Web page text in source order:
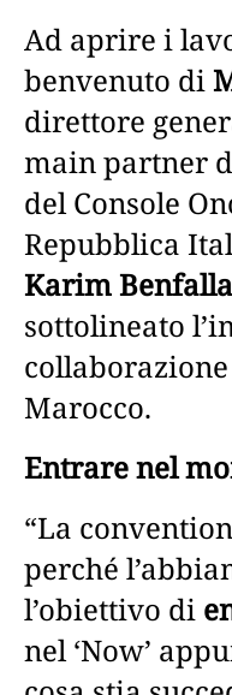
Ad aprire i
benvenuto di
direttore
main partner
del Console
Repubblica
Karim
sottolineato
Marocco.
Entrare nel
“La
perché
l’obiettivo di
nel ‘Now’